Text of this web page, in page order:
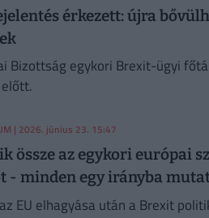
érkezett: újra
Bizottság egykori Brexit-ügyi
| 2026. június 23. 15:47
össze az egykori európai
- minden egy irányba
EU elhagyása után a Brexit